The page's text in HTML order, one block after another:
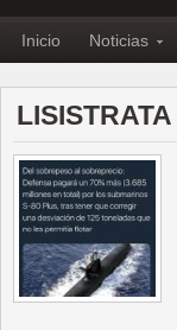
Inicio Noticias